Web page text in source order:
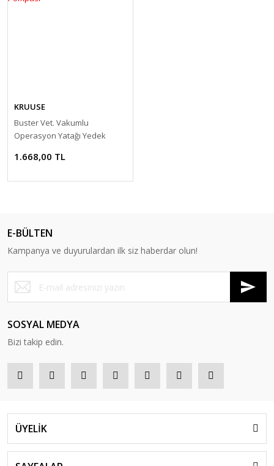
KRUUSE
Buster Vet. Vakumlu
Operasyon Yatağı Yedek
1.668,00 TL
E-BÜLTEN
Kampanya ve duyurulardan ilk siz haberdar olun!
SOSYAL MEDYA
Bizi takip edin.
ÜYELİK